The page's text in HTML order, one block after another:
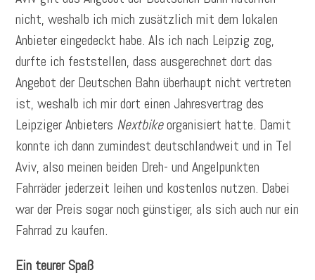
nicht, weshalb ich mich zusätzlich mit dem lokalen
Anbieter eingedeckt habe. Als ich nach Leipzig zog,
durfte ich feststellen, dass ausgerechnet dort das
Angebot der Deutschen Bahn überhaupt nicht vertreten
ist, weshalb ich mir dort einen Jahresvertrag des
Leipziger Anbieters Nextbikeorganisiert hatte. Damit
konnte ich dann zumindest deutschlandweit und in Tel
Aviv, also meinen beiden Dreh- und Angelpunkten
Fahrräder jederzeit leihen und kostenlos nutzen. Dabei
war der Preis sogar noch günstiger, als sich auch nur ein
Fahrrad zu kaufen.
Ein teurer Spaß